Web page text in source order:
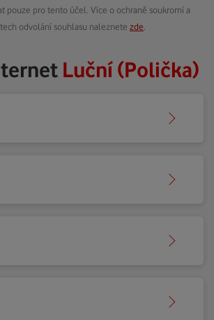
pouze pro tento účel. Více o ochraně soukromí a
odvolání souhlasu naleznete zde
Luční (Polička)